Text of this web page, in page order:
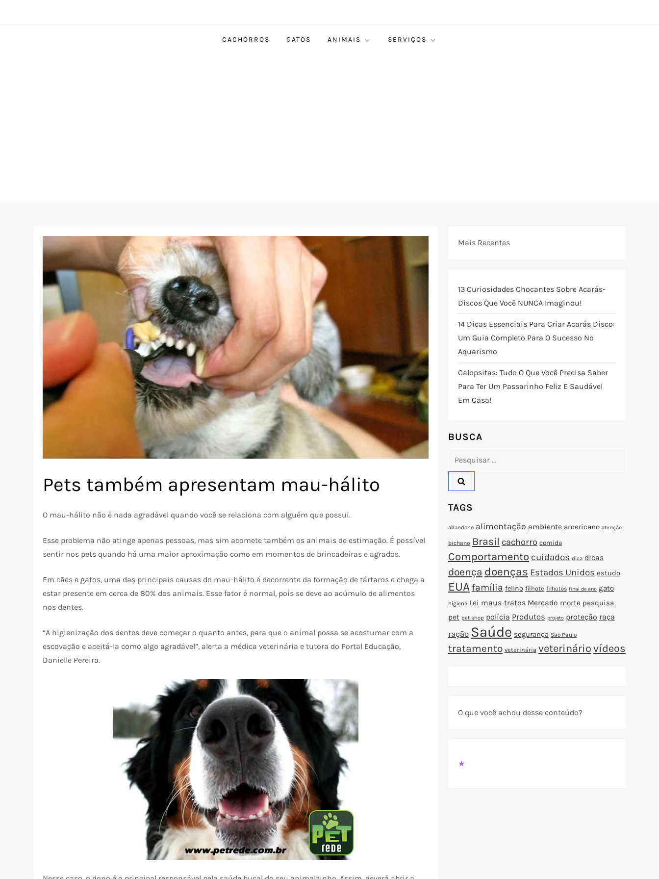
CACHORROS GATOS ANIMAIS SERVIÇOS
Pets também apresentam mau-hálito
O mau-hálito não é nada agradável quando você se relaciona com alguém que possui.
Esse problema não atinge apenas pessoas, mas sim acomete também os animais de estimação. É possível
sentir nos pets quando há uma maior aproximação como em momentos de brincadeiras e agrados.
Em cães e gatos, uma das principais causas do mau-hálito é decorrente da formação de tártaros e chega a
estar presente em cerca de 80% dos animais. Esse fator é normal, pois se deve ao acúmulo de alimentos
nos dentes.
“A higienização dos dentes deve começar o quanto antes, para que o animal possa se acostumar com a
escovação e aceitá-la como algo agradável”, alerta a médica veterinária e tutora do Portal Educação,
Danielle Pereira.
Mais Recentes
13 Curiosidades Chocantes Sobre Acarás-
Discos Que Você NUNCA Imaginou!
14 Dicas Essenciais Para Criar Acarás Disco:
Um Guia Completo Para O Sucesso No
Aquarismo
Calopsitas: Tudo O Que Você Precisa Saber
Para Ter Um Passarinho Feliz E Saudável
Em Casa!
BUSCA
Pesquisar
TAGS
abandono alimentação ambiente americano atenção
bichano Brasil cachorro comida
Comportamento cuidados dica dicas
doença doenças Estados Unidos estudo
EUA família felino filhote filhotes final de ano gato
higiene Lei maus-tratos Mercado morte pesquisa
pet pet shop polícia Produtos projeto proteção raça
ração Saúde segurança São Paulo
tratamento veterinária veterináriovídeos
O que você achou desse conteúdo?
★